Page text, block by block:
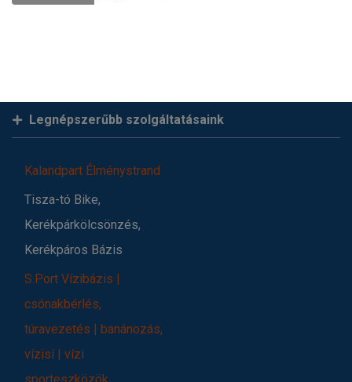
Legnépszerűbb szolgáltatásaink
Kalandpart Élménystrand
Tisza-tó Bike,
Kerékpárkölcsönzés,
Kerékpáros Bázis
S.Port Vízibázis |
csónakbérlés,
túravezetés | banánozás,
vízisí | vízi